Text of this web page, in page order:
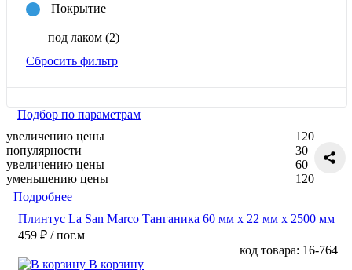
Покрытие
под лаком (2)
Сбросить фильтр
Подбор по параметрам
увеличению цены
популярности
увеличению цены
уменьшению цены
120
30
60
120
Подробнее
Плинтус La San Marco Танганика 60 мм х 22 мм х 2500 мм
459 ₽ / пог.м
код товара: 16-764
В корзину